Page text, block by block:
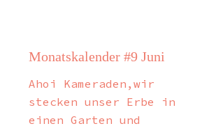
Monatskalender #9 Juni
Ahoi Kameraden,wir
stecken unser Erbe in
einen Garten und